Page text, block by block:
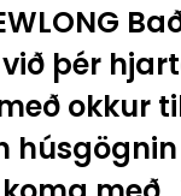
þér
okkur